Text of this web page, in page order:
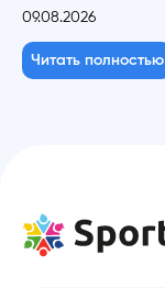
09.08.2026
Читать полностью